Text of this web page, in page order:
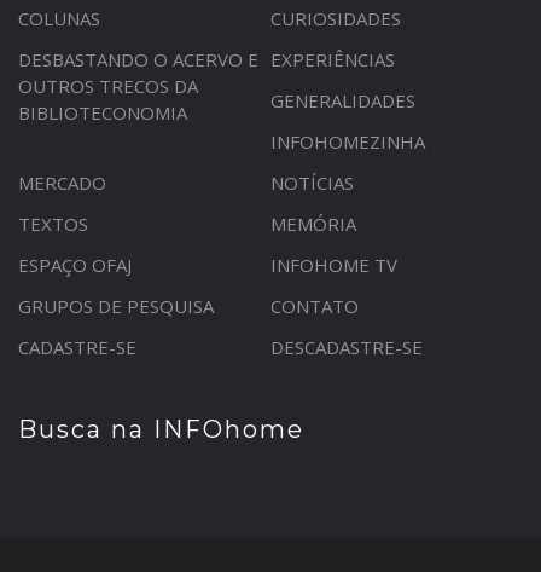
COLUNAS
CURIOSIDADES
DESBASTANDO O ACERVO E
OUTROS TRECOS DA
BIBLIOTECONOMIA
EXPERIÊNCIAS
GENERALIDADES
INFOHOMEZINHA
MERCADO
NOTÍCIAS
TEXTOS
MEMÓRIA
ESPAÇO OFAJ
INFOHOME TV
GRUPOS DE PESQUISA
CONTATO
CADASTRE-SE
DESCADASTRE-SE
Busca na INFOhome